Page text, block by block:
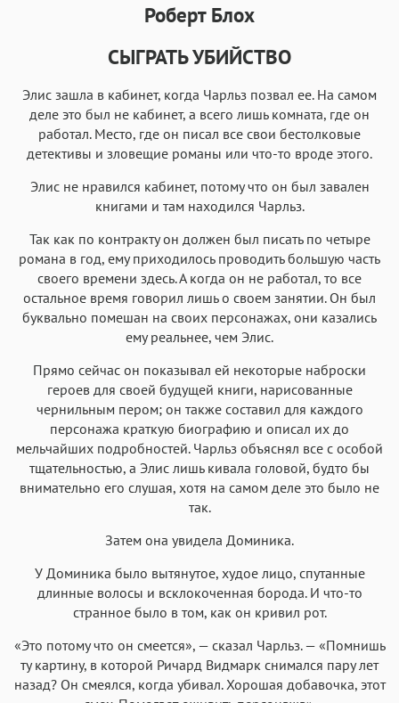
Аа Аа
Аа
Iowan San Francisco Аа
SF Serif Аа
New York
Аа
Helvetica Neue
Аа
Arial Аа
Georgia
Аа
Times New Roman
Аа Аа
Courier New
Аа
Menlo
Аа
Роберт Блох
СЫГРАТЬ УБИЙСТВО
Элис зашла в кабинет, когда Чарльз позвал ее. На самом
деле это был не кабинет, а всего лишь комната, где он
работал. Место, где он писал все свои бестолковые
детективы и зловещие романы или что-то вроде этого.
Элис не нравился кабинет, потому что он был завален
книгами и там находился Чарльз.
Так как по контракту он должен был писать по четыре
романа в год, ему приходилось проводить большую часть
своего времени здесь. А когда он не работал, то все
остальное время говорил лишь о своем занятии. Он был
буквально помешан на своих персонажах, они казались
ему реальнее, чем Элис.
Прямо сейчас он показывал ей некоторые наброски
героев для своей будущей книги, нарисованные
чернильным пером; он также составил для каждого
персонажа краткую биографию и описал их до
мельчайших подробностей. Чарльз объяснял все с особой
тщательностью, а Элис лишь кивала головой, будто бы
внимательно его слушая, хотя на самом деле это было не
так.
Затем она увидела Доминика.
У Доминика было вытянутое, худое лицо, спутанные
длинные волосы и всклокоченная борода. И что-то
странное было в том, как он кривил рот.
«Это потому что он смеется», — сказал Чарльз. — «Помнишь
ту картину, в которой Ричард Видмарк снимался пару лет
назад? Он смеялся, когда убивал. Хорошая добавочка, этот